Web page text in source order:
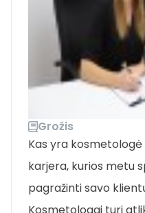
Grožis
Kas yra
karjera, kurios metu
pagražinti savo